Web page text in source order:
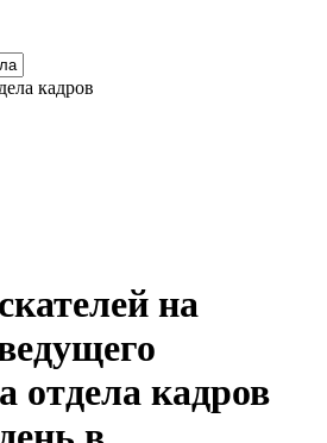
кадров
на
отдела кадров